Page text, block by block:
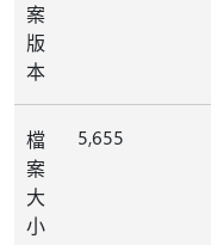
案
版
本
檔
案
大
小
5,655